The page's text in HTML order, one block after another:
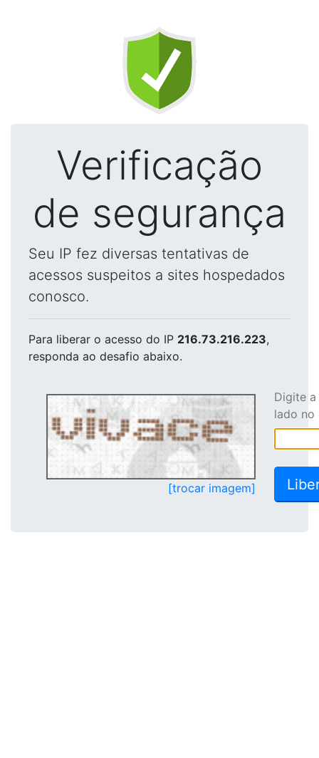
Verificação
de segurança
Seu IP fez diversas tentativas de
acessos suspeitos a sites hospedados
conosco.
Para liberar o acesso do IP 216.73.216.223,
responda ao desafio abaixo.
[trocar imagem]
Digite
lado no